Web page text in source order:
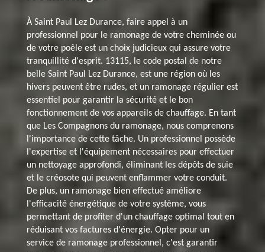
À Saint Paul Lez Durance, faire appel à un
professionnel pour le ramonage de votre cheminée ou
de votre poêle est un choix judicieux qui assure votre
tranquillité d'esprit. 13115, le code postal de notre
belle Saint Paul Lez Durance, est une région où les
hivers peuvent être rudes, et un ramonage régulier est
essentiel pour garantir la sécurité et le bon
fonctionnement de vos appareils de chauffage. En tant
que Les Compagnons du ramonage, nous comprenons
l'importance de cette tâche. Un professionnel possède
l'expertise et l'équipement nécessaires pour effectuer
un nettoyage approfondi, éliminant les dépôts de suie
et le créosote qui peuvent enflammer votre conduit.
De plus, un ramonage bien effectué améliore
l'efficacité énergétique de votre système, vous
permettant de profiter d'un chauffage optimal tout en
réduisant vos factures d'énergie. Opter pour un
service de ramonage professionnel, c'est garantir